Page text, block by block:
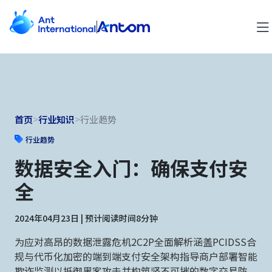
首页>行业知识>行业趋势
行业趋势
数据安全入门：确保支付安
全
2024年04月23日 | 预计阅读时间8分钟
为应对高昂的数据泄露危机2C2P全面解析涵盖PCIDSS合
规与代币化加密的端到端支付安全架构指导商户部署智能